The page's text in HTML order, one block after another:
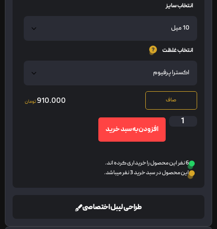
انتخاب سایز
انتخاب غلظت
صاف 910.000 تومان
افزودن به سبد خرید
6 نفر این محصول را خریداری کرده اند.
این محصول در سبد خرید 3 نفر میباشد.
طراحی لیبل اختصاصی